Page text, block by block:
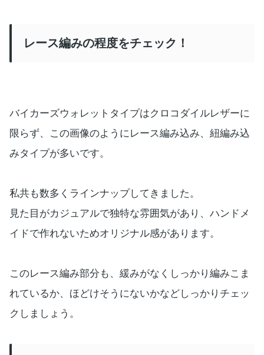
レース編みの程度をチェック！
バイカーズウォレットタイプはクロコダイルレザーに
限らず、この画像のようにレース編み込み、紐編み込
みタイプが多いです。
私共も数多くラインナップしてきました。
見た目がカジュアルで独特な雰囲気があり、ハンドメ
イドで作れないためオリジナル感があります。
このレース編み部分も、緩みがなくしっかり編みこま
れているか、ほどけそうにないかなどしっかりチェッ
クしましょう。